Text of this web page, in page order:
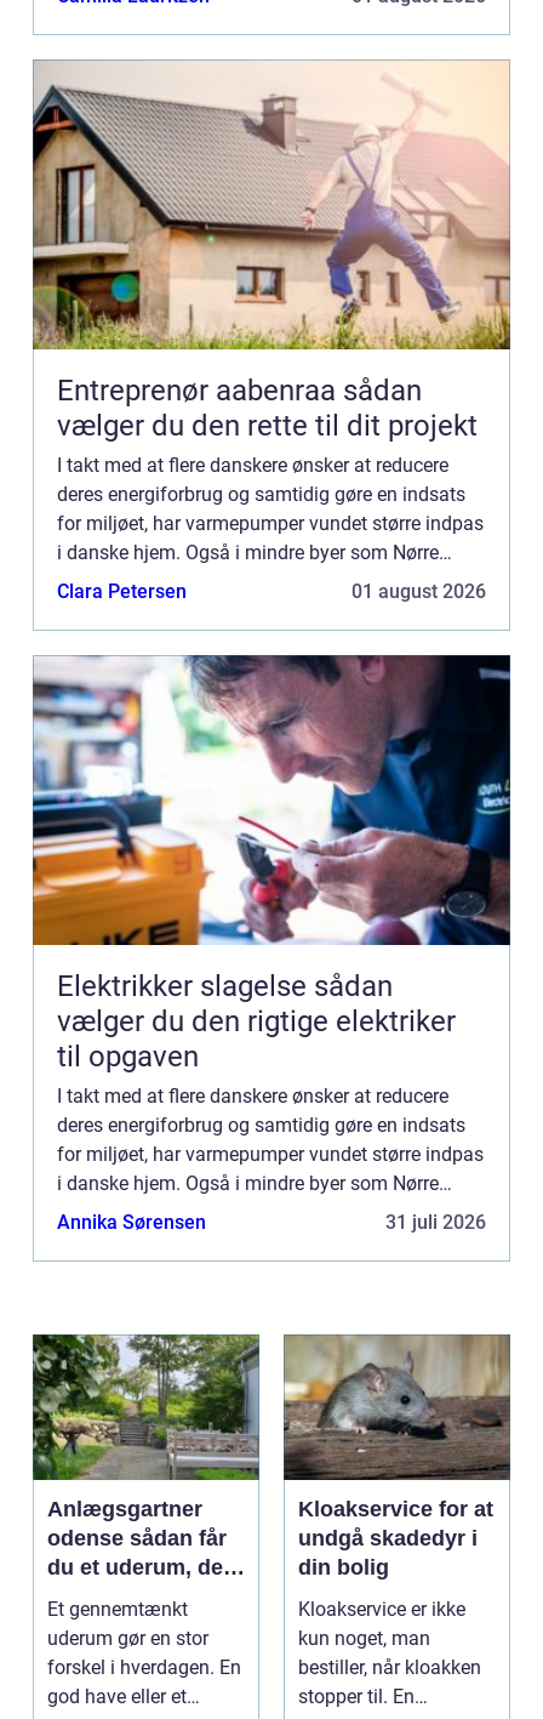
Entreprenør aabenraa sådan
vælger du den rette til dit projekt
I takt med at flere danskere ønsker at reducere
deres energiforbrug og samtidig gøre en indsats
for miljøet, har varmepumper vundet større indpas
i danske hjem. Også i mindre byer som Nørre
Nebel oplever man e...
Clara Petersen 01 august 2026
Elektrikker slagelse sådan
vælger du den rigtige elektriker
til opgaven
I takt med at flere danskere ønsker at reducere
deres energiforbrug og samtidig gøre en indsats
for miljøet, har varmepumper vundet større indpas
i danske hjem. Også i mindre byer som Nørre
Nebel oplever man e...
Annika Sørensen 31 juli 2026
Anlægsgartner
odense sådan får
du et uderum, der
holder i mange år
Et gennemtænkt
uderum gør en stor
forskel i hverdagen. En
god have eller et
Kloakservice for at
undgå skadedyr i
din bolig
Kloakservice er ikke
kun noget, man
bestiller, når kloakken
stopper til. En